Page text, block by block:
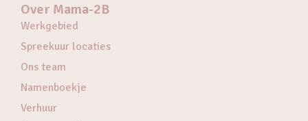
Over Mama-2B
Werkgebied
Spreekuur locaties
Ons team
Namenboekje
Verhuur